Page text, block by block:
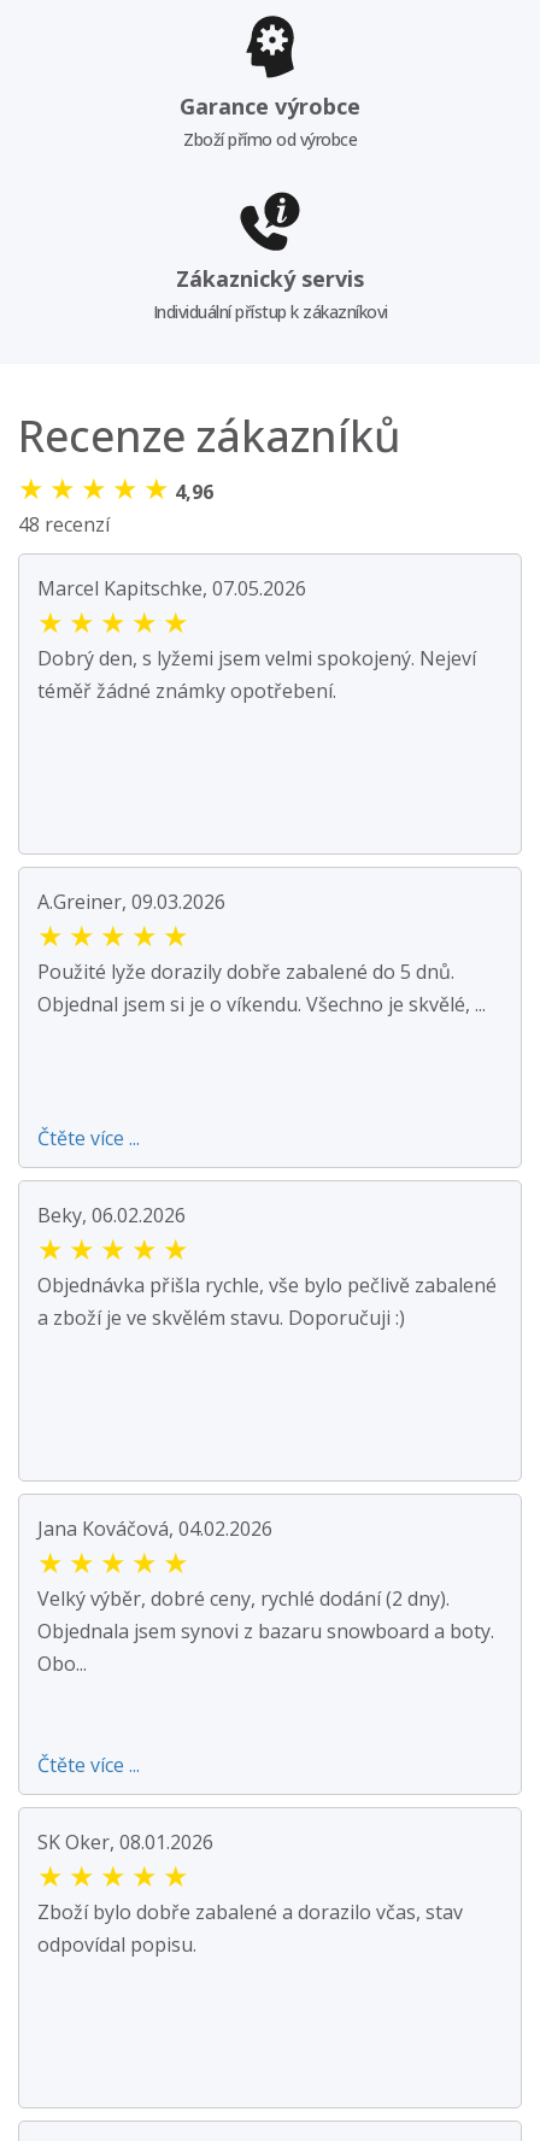
Garance výrobce
Zboží přímo od výrobce
Zákaznický servis
Individuální přístup k zákazníkovi
Recenze zákazníků
★ ★ ★ ★ ★ 4,96
48 recenzí
Marcel Kapitschke, 07.05.2026
★ ★ ★ ★ ★
Dobrý den, s lyžemi jsem velmi spokojený. Nejeví
téměř žádné známky opotřebení.
A.Greiner, 09.03.2026
★ ★ ★ ★ ★
Použité lyže dorazily dobře zabalené do 5 dnů.
Objednal jsem si je o víkendu. Všechno je skvělé, ...
Čtěte více ...
Beky, 06.02.2026
★ ★ ★ ★ ★
Objednávka přišla rychle, vše bylo pečlivě zabalené
a zboží je ve skvělém stavu. Doporučuji :)
Jana Kováčová, 04.02.2026
★ ★ ★ ★ ★
Velký výběr, dobré ceny, rychlé dodání (2 dny).
Objednala jsem synovi z bazaru snowboard a boty.
Obo...
Čtěte více ...
SK Oker, 08.01.2026
★ ★ ★ ★ ★
Zboží bylo dobře zabalené a dorazilo včas, stav
odpovídal popisu.